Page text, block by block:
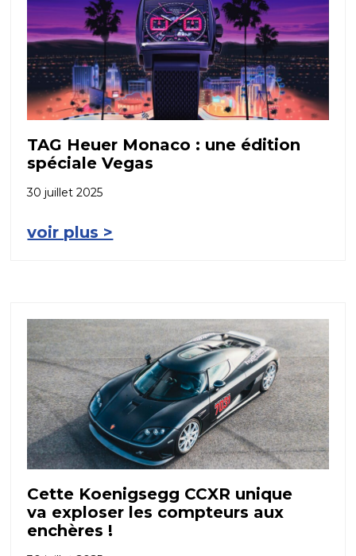
TAG Heuer Monaco : une édition
spéciale Vegas
30 juillet 2025
voir plus >
Cette Koenigsegg CCXR unique
va exploser les compteurs aux
enchères !